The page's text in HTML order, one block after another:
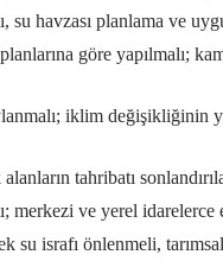
su havzası planlama ve
göre yapılmalı;
iklim değişikliğinin
tahribatı
merkezi ve yerel
su israfı önlenmeli,